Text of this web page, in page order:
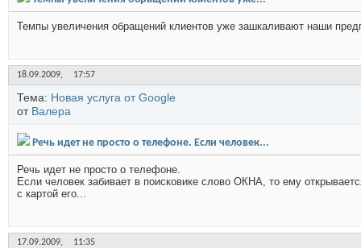
Темпы увеличения обращений клиентов уже зашкаливают наши
18.09.2009, 17:57
Тема: Новая услуга от Google
от Валера
Речь идет не просто о телефоне. Если человек...
Речь идет не просто о телефоне.
Если человек забивает в поисковике слово ОКНА, то ему
с картой его...
17.09.2009, 11:35